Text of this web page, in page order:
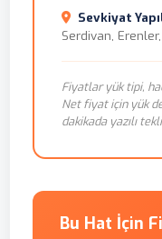
Sevkiyat
Serdivan,
Fiyatlar yük tipi,
Net fiyat için yük
dakikada yazılı
Bu Hat İçin